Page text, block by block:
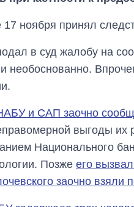
17 ноября принял
в суд жалобу на
необоснованно.
и САП заочно
выгоды их
Национального
Позже его
заочно взяли